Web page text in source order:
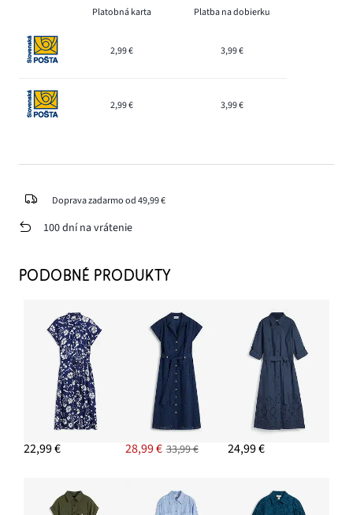
Platobná karta Platba na dobierku
2,99 € 3,99 €
2,99 € 3,99 €
Doprava zadarmo od 49,99 €
100 dní na vrátenie
PODOBNÉ PRODUKTY
22,99 € 28,99 € 33,99 € 24,99 €